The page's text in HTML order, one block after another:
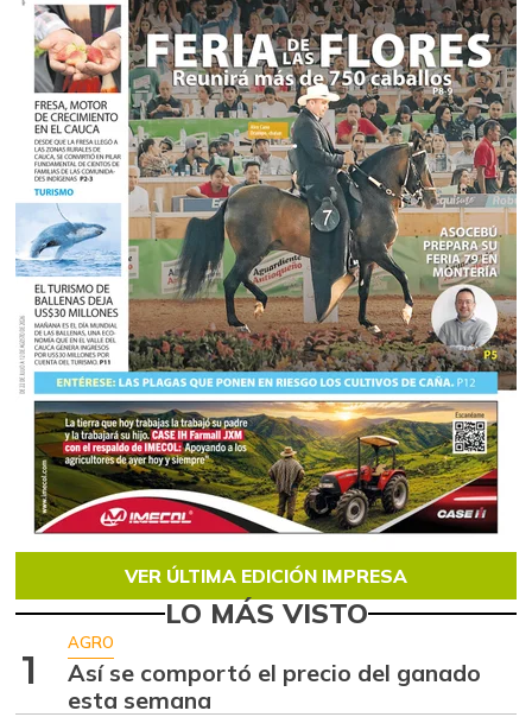
VER ÚLTIMA EDICIÓN IMPRESA
LO MÁS VISTO
1
AGRO
Así se comportó el precio del ganado
esta semana